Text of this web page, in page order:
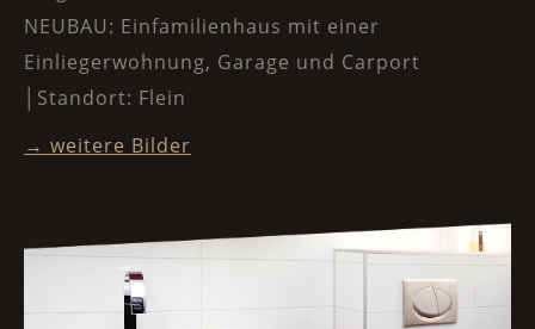
NEUBAU: Einfamilienhaus mit einer
Einliegerwohnung, Garage und Carport
│Standort: Flein
→ weitere Bilder